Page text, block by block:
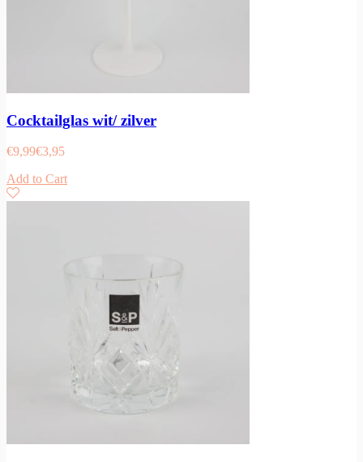
Cocktailglas wit/ zilver
€9,99€3,95
Add to Cart